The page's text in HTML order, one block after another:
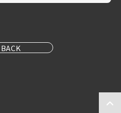
BACK